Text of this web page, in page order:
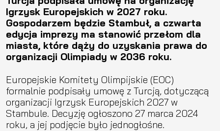
Igrzysk Europejskich w 2027 roku.
Gospodarzem będzie Stambuł, a czwarta
edycja imprezy ma stanowić przełom dla
miasta, które dąży do uzyskania prawa do
organizacji Olimpiady w 2036 roku.
Europejskie Komitety Olimpijskie (EOC)
formalnie podpisały umowę z Turcją, dotyczącą
organizacji Igrzysk Europejskich 2027 w
Stambule. Decyzję ogłoszono 27 marca 2024
roku, a jej podjęcie było jednogłośne.